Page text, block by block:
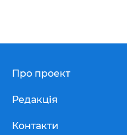
Про проект
Редакція
Контакти